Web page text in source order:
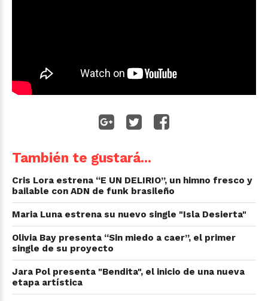
También te gustará...
Cris Lora estrena “E UN DELIRIO”, un himno fresco y
bailable con ADN de funk brasileño
Maria Luna estrena su nuevo single "Isla Desierta"
Olivia Bay presenta “Sin miedo a caer”, el primer
single de su proyecto
Jara Pol presenta "Bendita", el inicio de una nueva
etapa artística